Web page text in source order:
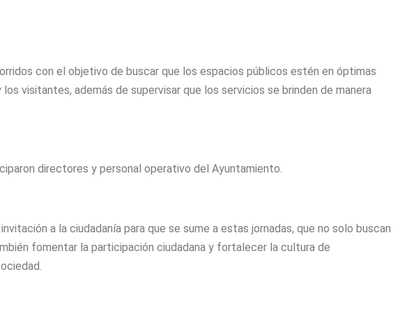
con el objetivo de buscar que los espacios públicos estén en óptimas
visitantes, además de supervisar que los servicios se brinden de manera
directores y personal operativo del Ayuntamiento.
a la ciudadanía para que se sume a estas jornadas, que no solo buscan
fomentar la participación ciudadana y fortalecer la cultura de